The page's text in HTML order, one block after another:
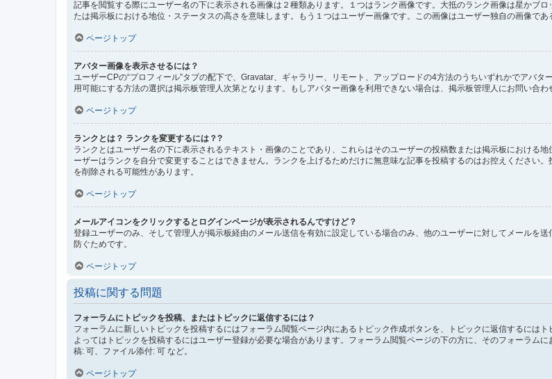
記事を閲覧する際にユーザー名の下に表示される画像は２種類あります。１つはランク画像です。大抵のランク画像は星かブ
たは掲示板における地位・ステータスの高さを意味します。もう１つはユーザー画像です。この画像はユーザー独自の画像であ
ページトップ
アバター画像を表示させるには？
ユーザーCPの“プロフィール”タブの配下で、Gravatar、ギャラリー、リモート、アップロードの4方法のうちいずれかでアバ
用可能にする方法の選択は掲示板管理人次第となります。もしアバター画像を利用できない場合は、掲示板管理人にお問い合わ
ページトップ
ランクとは？ ランクを変更するには？?
ランクとはユーザー名の下に表示されるテキスト・画像のことであり、これらはそのユーザーの投稿数または掲示板における
ーザーはランクを自分で変更することはできません。ランクを上げるためだけに無意味な記事を投稿するのはお控えください
を削除される可能性があります。
ページトップ
メールアイコンをクリックするとログインページが表示されるんですけど？
登録ユーザーのみ、そして管理人が掲示板経由のメール送信を有効に設定している場合のみ、他のユーザーに対してメールを
防ぐためです。
ページトップ
投稿に関する問題
フォーラムにトピックを投稿、またはトピックに返信するには？
フォーラムに新しいトピックを投稿するにはフォーラム閲覧ページ内にあるトピック作成ボタンを、トピックに返信するには
よってはトピックを投稿するにはユーザー登録が必要な場合があります。フォーラム閲覧ページの下の方に、そのフォーラム
稿: 可、ファイル添付: 可 など。
ページトップ